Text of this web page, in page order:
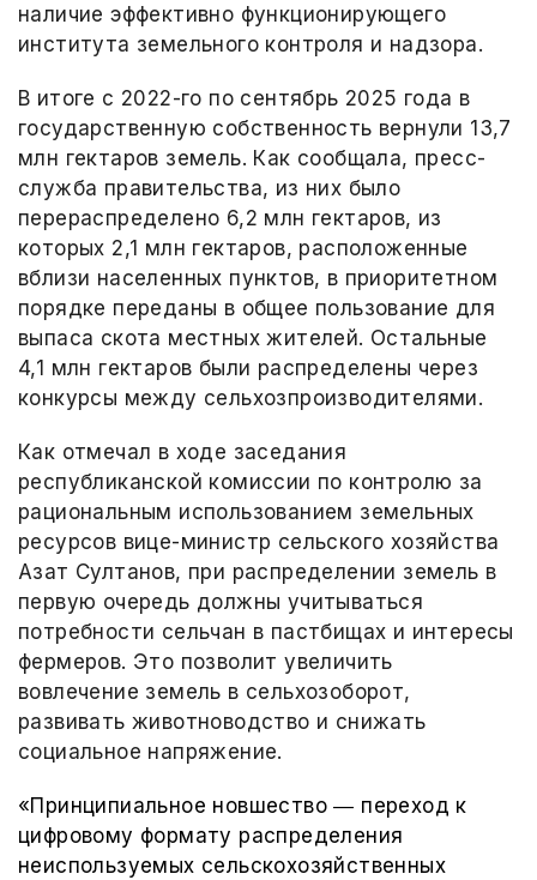
наличие эффективно функционирующего
института земельного контроля и надзора.
В итоге с 2022-го по сентябрь 2025 года в
государственную собственность вернули 13,7
млн гектаров земель. Как сообщала, пресс-
служба правительства, из них было
перераспределено 6,2 млн гектаров, из
которых 2,1 млн гектаров, расположенные
вблизи населенных пунктов, в приоритетном
порядке переданы в общее пользование для
выпаса скота местных жителей. Остальные
4,1 млн гектаров были распределены через
конкурсы между сельхозпроизводителями.
Как отмечал в ходе заседания
республиканской комиссии по контролю за
рациональным использованием земельных
ресурсов вице-министр сельского хозяйства
Азат Султанов, при распределении земель в
первую очередь должны учитываться
потребности сельчан в пастбищах и интересы
фермеров. Это позволит увеличить
вовлечение земель в сельхозоборот,
развивать животноводство и снижать
социальное напряжение.
«Принципиальное новшество ― переход к
цифровому формату распределения
неиспользуемых сельскохозяйственных